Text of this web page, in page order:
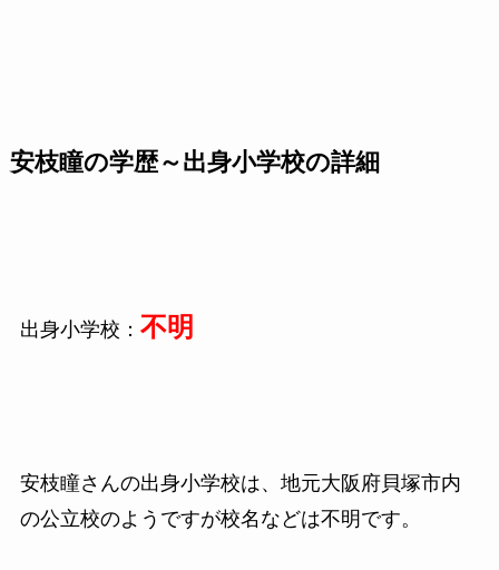
安枝瞳の学歴～出身小学校の詳細
出身小学校： 不明
安枝瞳さんの出身小学校は、地元大阪府貝塚市内
の公立校のようですが校名などは不明です。